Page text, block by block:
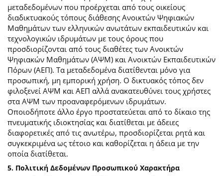
μεταδεδομένων που προέρχεται από τους οικείους
διαδικτυακούς τόπους διάθεσης Ανοικτών Ψηφιακών
Μαθημάτων των ελληνικών ανωτάτων εκπαιδευτικών και
τεχνολογικών ιδρυμάτων με τους όρους που
προσδιορίζονται από τους διαθέτες των Ανοικτών
Ψηφιακών Μαθημάτων (ΑΨΜ) και Ανοικτών Εκπαιδευτικών
Πόρων (ΑΕΠ). Τα μεταδεδομένα διατίθενται μόνο για
προσωπική, μη εμπορική χρήση. Ο δικτυακός τόπος δεν
φιλοξενεί ΑΨΜ και ΑΕΠ αλλά ανακατευθύνει τους χρήστες
στα ΑΨΜ των προαναφερόμενων ιδρυμάτων.
Οποιοδήποτε άλλο έργο προστατεύεται από το δίκαιο της
πνευματικής ιδιοκτησίας και διατίθεται με άδειες
διαφορετικές από τις ανωτέρω, προσδιορίζεται ρητά και
συγκεκριμένα ως τέτοιο και καθορίζεται η άδεια με την
οποία διατίθεται.
5. Πολιτική Δεδομένων Προσωπικού Χαρακτήρα